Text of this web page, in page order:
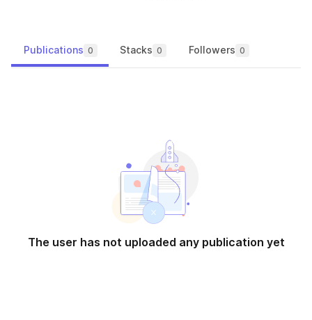
Publications 0 Stacks 0 Followers 0
The user has not uploaded any publication yet